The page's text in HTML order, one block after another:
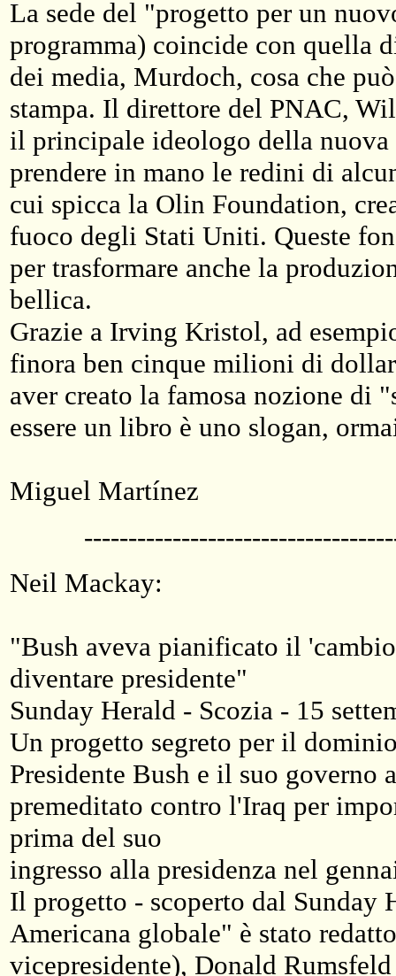
La sede del "progetto per un
programma) coincide con quella
dei media, Murdoch, cosa che
stampa. Il direttore del PNAC,
il principale ideologo della nuova
prendere in mano le redini di
cui spicca la Olin Foundation,
fuoco degli Stati Uniti. Queste
per trasformare anche la
bellica.
Grazie a Irving Kristol, ad
finora ben cinque milioni di
aver creato la famosa nozione di
essere un libro è uno slogan,
Miguel Martínez
Neil Mackay:
"Bush aveva pianificato il
diventare presidente"
Sunday Herald - Scozia - 15
Un progetto segreto per il
Presidente Bush e il suo governo
premeditato contro l'Iraq per
prima del suo
ingresso alla presidenza nel
Il progetto - scoperto dal Sunday
Americana globale" è stato
vicepresidente), Donald